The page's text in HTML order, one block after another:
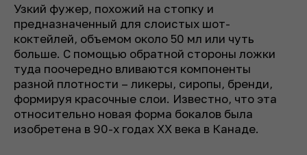
Узкий фужер, похожий на стопку и
предназначенный для слоистых шот-
коктейлей, объемом около 50 мл или чуть
больше. С помощью обратной стороны ложки
туда поочередно вливаются компоненты
разной плотности – ликеры, сиропы, бренд­и,
формируя красочные слои. Известно, что эта
относительно новая форма бокалов была
изобретена в 90-х годах XX века в Канаде.